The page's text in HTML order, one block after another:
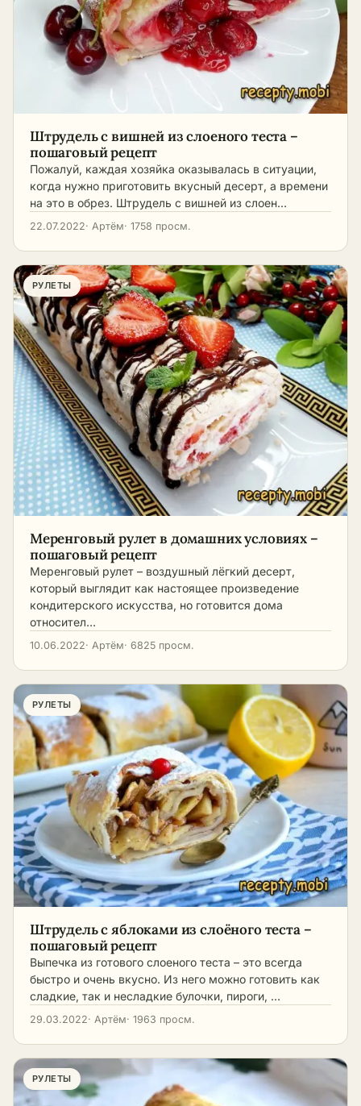
Штрудель с вишней из слоеного теста –
пошаговый рецепт
Пожалуй, каждая хозяйка оказывалась в ситуации,
когда нужно приготовить вкусный десерт, а времени
на это в обрез. Штрудель с вишней из слоен…
22.07.2022· Артём· 1758 просм.
РУЛЕТЫ
Меренговый рулет в домашних условиях –
пошаговый рецепт
Меренговый рулет – воздушный лёгкий десерт,
который выглядит как настоящее произведение
кондитерского искусства, но готовится дома
относител…
10.06.2022· Артём· 6825 просм.
РУЛЕТЫ
Штрудель с яблоками из слоёного теста –
пошаговый рецепт
Выпечка из готового слоеного теста – это всегда
быстро и очень вкусно. Из него можно готовить как
сладкие, так и несладкие булочки, пироги, …
29.03.2022· Артём· 1963 просм.
РУЛЕТЫ